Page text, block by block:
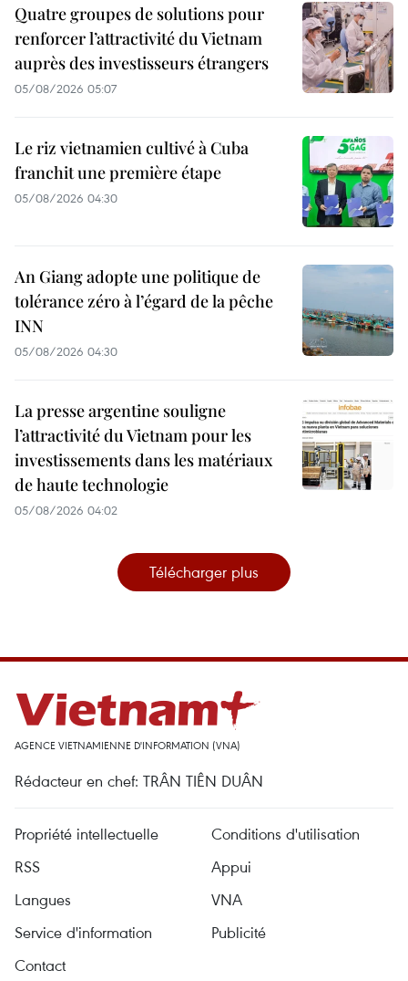
Quatre groupes de solutions pour
renforcer l’attractivité du Vietnam
auprès des investisseurs étrangers
05/08/2026 05:07
Le riz vietnamien cultivé à Cuba
franchit une première étape
05/08/2026 04:30
An Giang adopte une politique de
tolérance zéro à l’égard de la pêche
INN
05/08/2026 04:30
La presse argentine souligne
l’attractivité du Vietnam pour les
investissements dans les matériaux
de haute technologie
05/08/2026 04:02
Télécharger plus
AGENCE VIETNAMIENNE D'INFORMATION (VNA)
Rédacteur en chef: TRÂN TIÊN DUÂN
Propriété intellectuelle
Conditions d'utilisation
RSS
Appui
Langues
VNA
Service d'information
Publicité
Contact